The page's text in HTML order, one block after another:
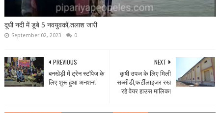
दूधी नदी में डूबे 5 नवयुवकों,तलाश जारी
September 02, 2023 0
NEXT
कृषी उपज के लिए मिली
सब्सीडी,फर्टीलाइजर रख
रहे वेयर हाउस मालिक!
PREVIOUS
बनखेड़ी में ट्रेन स्टॉपेज के
लिए शुरू हुआ अनशन!